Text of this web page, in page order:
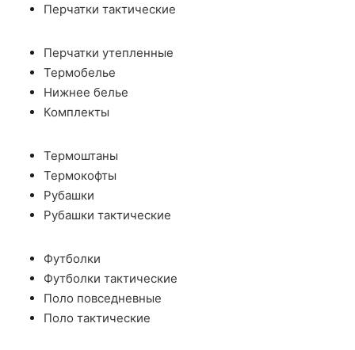
Перчатки тактические
Перчатки утепленные
Термобелье
Нижнее белье
Комплекты
Термоштаны
Термокофты
Рубашки
Рубашки тактические
Футболки
Футболки тактические
Поло повседневные
Поло тактические